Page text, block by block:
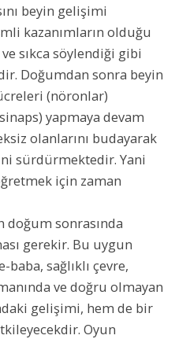
beyin gelişimi
kazanımların olduğu
sıkca söylendiği gibi
Doğumdan sonra beyin
(nöronlar)
yapmaya devam
olanlarını budayarak
sürdürmektedir. Yani
için zaman
sonrasında
gerekir. Bu uygun
baba, sağlıklı çevre,
ve doğru olmayan
gelişimi, hem de bir
Oyun